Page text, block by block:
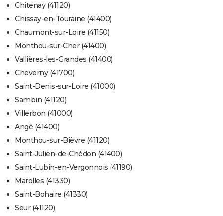
Chitenay (41120)
Chissay-en-Touraine (41400)
Chaumont-sur-Loire (41150)
Monthou-sur-Cher (41400)
Vallières-les-Grandes (41400)
Cheverny (41700)
Saint-Denis-sur-Loire (41000)
Sambin (41120)
Villerbon (41000)
Angé (41400)
Monthou-sur-Bièvre (41120)
Saint-Julien-de-Chédon (41400)
Saint-Lubin-en-Vergonnois (41190)
Marolles (41330)
Saint-Bohaire (41330)
Seur (41120)